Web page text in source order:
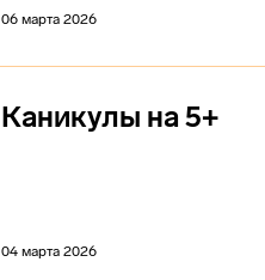
06 марта 2026
Каникулы на 5+
04 марта 2026